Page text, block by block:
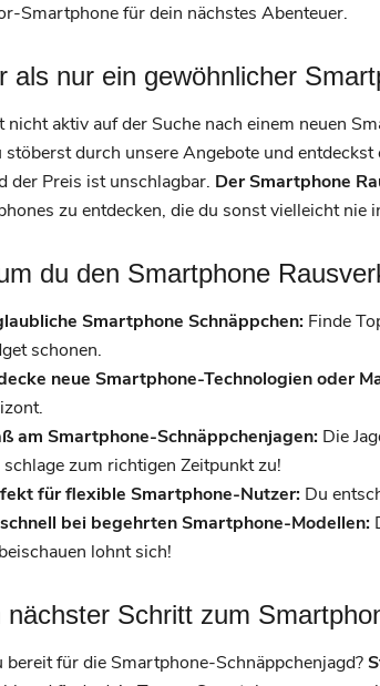
Smartphone für dein nächstes Abenteuer.
als nur ein gewöhnlicher
nicht aktiv auf der Suche nach einem neuen
stöberst durch unsere Angebote und
der Preis ist unschlagbar. Der Smartphone
zu entdecken, die du sonst vielleicht nie
du den Smartphone
Smartphone Schnäppchen: Finde
schonen.
neue Smartphone-Technologien oder
am Smartphone-Schnäppchenjagen: Die
schlage zum richtigen Zeitpunkt zu!
für flexible Smartphone-Nutzer: Du
bei begehrten Smartphone-Modellen:
lohnt sich!
nächster Schritt zum
bereit für die Smartphone-Schnäppchenjagd?